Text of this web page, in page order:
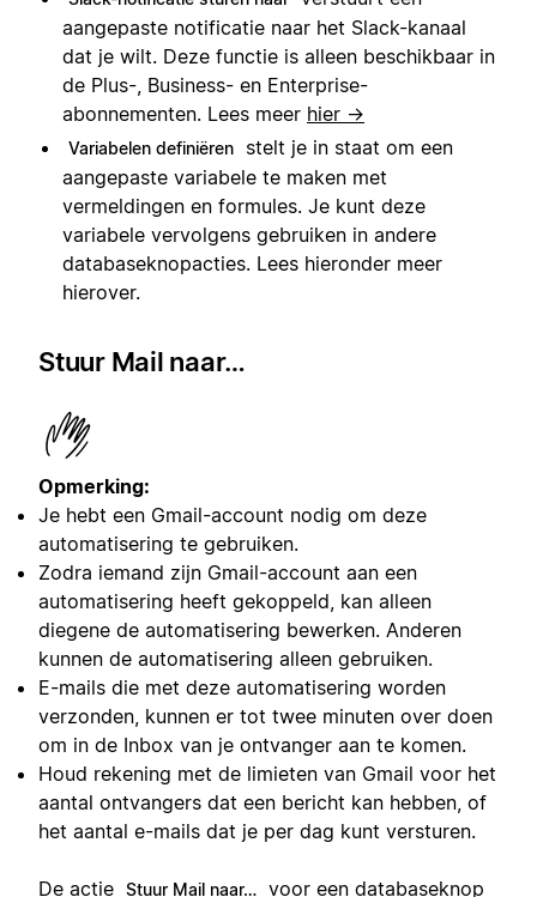
aangepaste notificatie naar het Slack-kanaal
dat je wilt. Deze functie is alleen beschikbaar in
de Plus-, Business- en Enterprise-
abonnementen. Lees meer hier →
Variabelen definiëren
stelt je in staat om een
aangepaste variabele te maken met
vermeldingen en formules. Je kunt deze
variabele vervolgens gebruiken in andere
databaseknopacties. Lees hieronder meer
hierover.
Stuur Mail naar…
Opmerking:
Je hebt een Gmail-account nodig om deze
automatisering te gebruiken.
Zodra iemand zijn Gmail-account aan een
automatisering heeft gekoppeld, kan alleen
diegene de automatisering bewerken. Anderen
kunnen de automatisering alleen gebruiken.
E-mails die met deze automatisering worden
verzonden, kunnen er tot twee minuten over doen
om in de Inbox van je ontvanger aan te komen.
Houd rekening met de limieten van Gmail voor het
aantal ontvangers dat een bericht kan hebben, of
het aantal e-mails dat je per dag kunt versturen.
De actie Stuur Mail naar… voor een databaseknop